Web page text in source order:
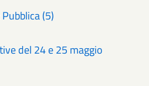
(5)
del 24 e 25 maggio